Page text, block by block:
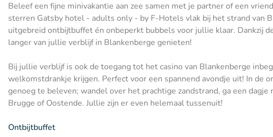
Beleef een fijne minivakantie aan zee samen met je partner of een
sterren Gatsby hotel - adults only - by F-Hotels vlak bij het strand van
uitgebreid ontbijtbuffet én onbeperkt bubbels voor jullie klaar. Dankzij
langer van jullie verblijf in Blankenberge genieten!
Bij jullie verblijf is ook de toegang tot het casino van Blankenberge
welkomstdrankje krijgen. Perfect voor een spannend avondje uit! In de
genoeg te beleven; wandel over het prachtige zandstrand, ga een dagje
Brugge of Oostende. Jullie zijn er even helemaal tussenuit!
Ontbijtbuffet